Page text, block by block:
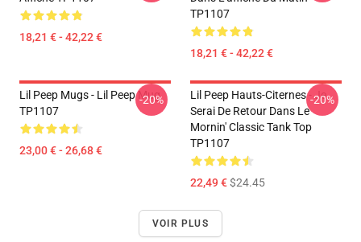
18,21 € - 42,22 €
TP1107
18,21 € - 42,22 €
Lil Peep Mugs - Lil Peep Mug
TP1107
23,00 € - 26,68 €
-20%
Lil Peep Hauts-Citernes - Je
Serai De Retour Dans Le
Mornin' Classic Tank Top
TP1107
22,49 €$24.45
-20%
VOIR PLUS